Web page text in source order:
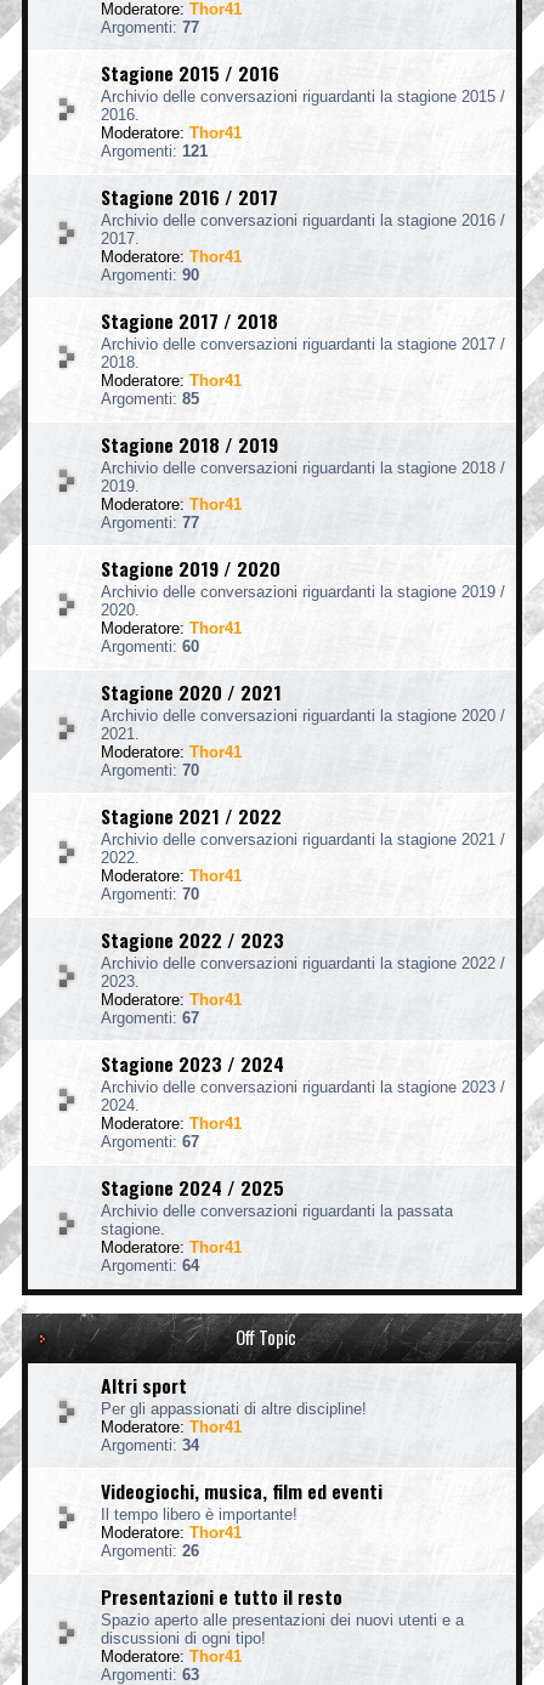
Moderatore: Thor41
Argomenti: 77
Stagione 2015 / 2016
Archivio delle conversazioni riguardanti la stagione 2015 /
2016.
Moderatore: Thor41
Argomenti: 121
Stagione 2016 / 2017
Archivio delle conversazioni riguardanti la stagione 2016 /
2017.
Moderatore: Thor41
Argomenti: 90
Stagione 2017 / 2018
Archivio delle conversazioni riguardanti la stagione 2017 /
2018.
Moderatore: Thor41
Argomenti: 85
Stagione 2018 / 2019
Archivio delle conversazioni riguardanti la stagione 2018 /
2019.
Moderatore: Thor41
Argomenti: 77
Stagione 2019 / 2020
Archivio delle conversazioni riguardanti la stagione 2019 /
2020.
Moderatore: Thor41
Argomenti: 60
Stagione 2020 / 2021
Archivio delle conversazioni riguardanti la stagione 2020 /
2021.
Moderatore: Thor41
Argomenti: 70
Stagione 2021 / 2022
Archivio delle conversazioni riguardanti la stagione 2021 /
2022.
Moderatore: Thor41
Argomenti: 70
Stagione 2022 / 2023
Archivio delle conversazioni riguardanti la stagione 2022 /
2023.
Moderatore: Thor41
Argomenti: 67
Stagione 2023 / 2024
Archivio delle conversazioni riguardanti la stagione 2023 /
2024.
Moderatore: Thor41
Argomenti: 67
Stagione 2024 / 2025
Archivio delle conversazioni riguardanti la passata
stagione.
Moderatore: Thor41
Argomenti: 64
Off Topic
Altri sport
Per gli appassionati di altre discipline!
Moderatore: Thor41
Argomenti: 34
Videogiochi, musica, film ed eventi
Il tempo libero è importante!
Moderatore: Thor41
Argomenti: 26
Presentazioni e tutto il resto
Spazio aperto alle presentazioni dei nuovi utenti e a
discussioni di ogni tipo!
Moderatore: Thor41
Argomenti: 63